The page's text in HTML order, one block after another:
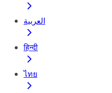
العربية
हिन्दी
ไทย